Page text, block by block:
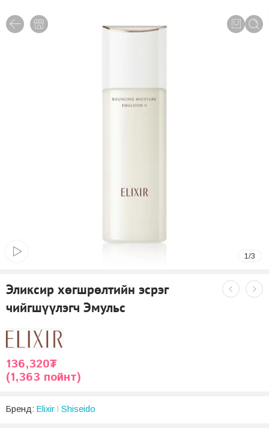
1/3
Эликсир хөгшрөлтийн эсрэг
чийгшүүлэгч Эмульс
136,320₮
(1,363 пойнт)
Бренд: Elixir Shiseido